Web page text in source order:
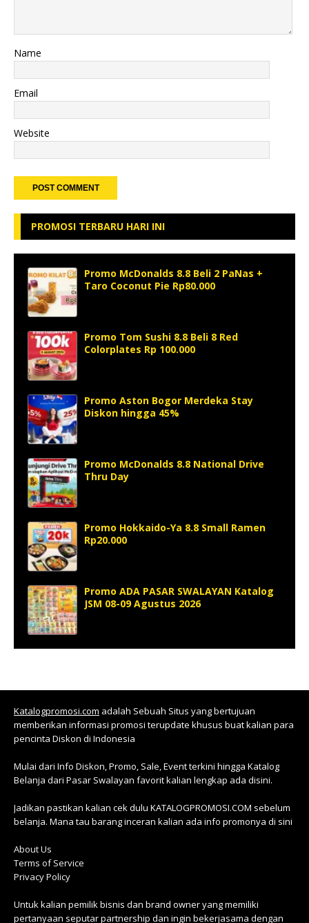
Name
Email
Website
PROMOSI TERBARU HARI INI
Promo McDonalds 8.8 Beli 2 PaNas +
Taro Coconut Pie Rp80.000
Promo Tom Sushi 8.8 Beli 8 Red
Colorplates Rp 100.000
Promo Aston Bogor Merdeka Stay
Diskon hingga 45%
Promo McDonalds 8.8 National Drive
Thru Day
Promo Hokkaido-Ya 8.8 Small Ramen
Rp20.000
Promo ADA PASAR SWALAYAN Katalog
JSM 08-09 Agustus 2026
Katalogpromosi.com adalah Sebuah Situs yang bertujuan
memberikan informasi promosi terupdate khusus buat kalian para
pencinta Diskon di Indonesia
Mulai dari Info Diskon, Promo, Sale, Event terkini hingga Katalog
Belanja dari Pasar Swalayan favorit kalian lengkap ada disini.
Jadikan pastikan kalian cek dulu KATALOGPROMOSI.COM sebelum
belanja. Mana tau barang inceran kalian ada info promonya di sini
About Us
Terms of Service
Privacy Policy
Untuk kalian pemilik bisnis dan brand owner yang memiliki
pertanyaan seputar partnership dan ingin bekerjasama dengan